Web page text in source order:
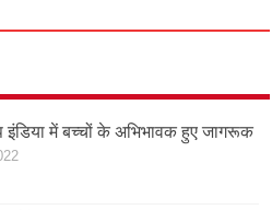
इंडिया में बच्चों के अभिभावक हुए जागरूक